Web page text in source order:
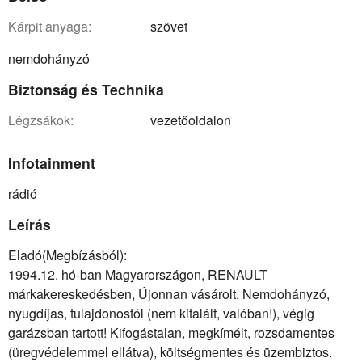
kárpit anyaga:
szövet
nemdohányzó
Biztonság és Technika
légzsákok: vezetőoldalon
Infotainment
rádió
Leírás
Eladó(Megbízásból):
1994.12. hó-ban Magyarországon, RENAULT
márkakereskedésben, Újonnan vásárolt. Nemdohányzó,
nyugdíjas, tulajdonostól (nem kitalált, valóban!), végig
garázsban tartott! Kifogástalan, megkímélt, rozsdamentes
(üregvédelemmel ellátva), költségmentes és üzembiztos.